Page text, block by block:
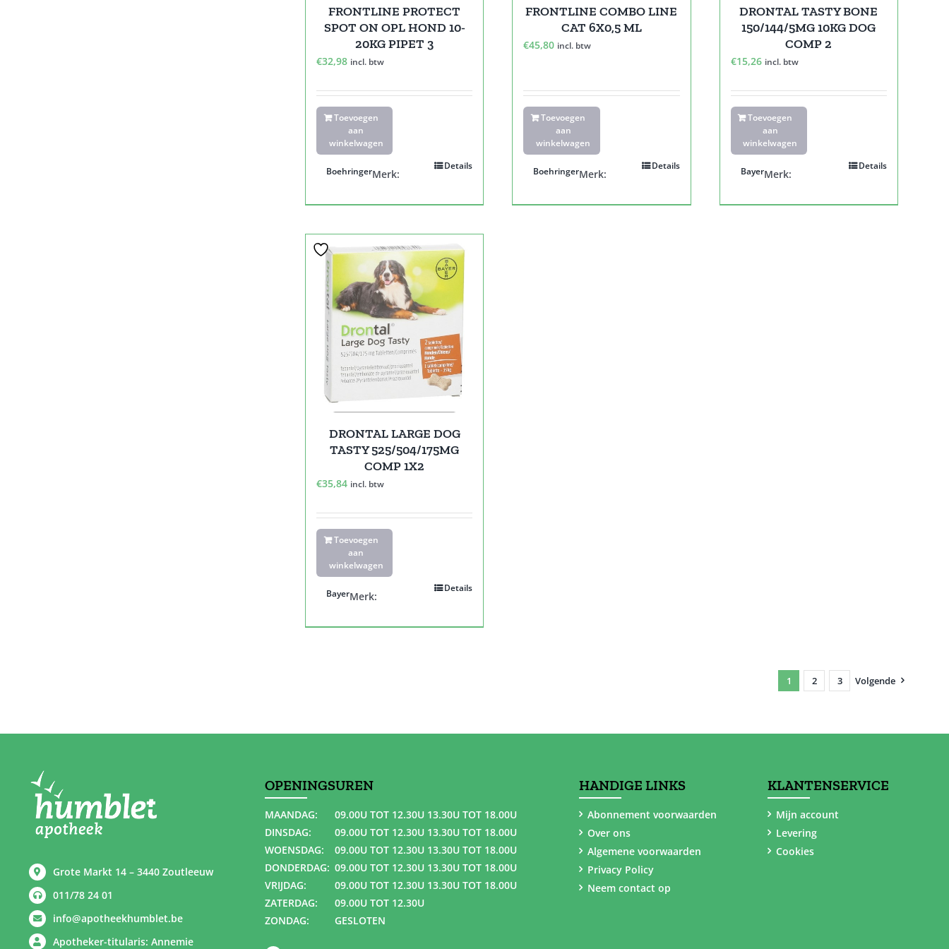
FRONTLINE PROTECT
SPOT ON OPL HOND 10-
20KG PIPET 3
€32,98 incl. btw
Toevoegen
aan
winkelwagen
Details
Merk:
Boehringer
FRONTLINE COMBO LINE
CAT 6X0,5 ML
€45,80 incl. btw
Toevoegen
aan
winkelwagen
Details
Merk:
Boehringer
DRONTAL TASTY BONE
150/144/5MG 10KG DOG
COMP 2
€15,26 incl. btw
Toevoegen
aan
winkelwagen
Details
Merk:
Bayer
DRONTAL LARGE DOG
TASTY 525/504/175MG
COMP 1X2
€35,84 incl. btw
Toevoegen
aan
winkelwagen
Details
Merk:
Bayer
1 2 3 Volgende
Grote Markt 14 – 3440 Zoutleeuw
011/78 24 01
info@apotheekhumblet.be
Apotheker-titularis: Annemie
OPENINGSUREN
MAANDAG:
09.00U TOT 12.30U 13.30U TOT 18.00U
DINSDAG:
09.00U TOT 12.30U 13.30U TOT 18.00U
WOENSDAG:
09.00U TOT 12.30U 13.30U TOT 18.00U
DONDERDAG: 09.00U TOT 12.30U 13.30U TOT 18.00U
VRIJDAG:
09.00U TOT 12.30U 13.30U TOT 18.00U
ZATERDAG:
09.00U TOT 12.30U
ZONDAG:
GESLOTEN
HANDIGE LINKS
Abonnement voorwaarden
Over ons
Algemene voorwaarden
Privacy Policy
Neem contact op
KLANTENSERVICE
Mijn account
Levering
Cookies